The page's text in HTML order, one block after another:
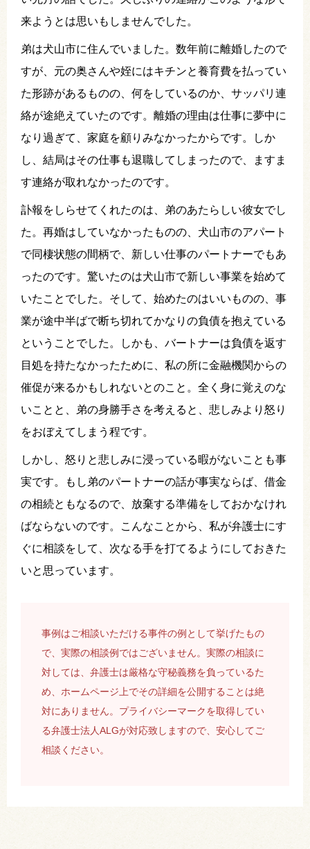
来ようとは思いもしませんでした。
弟は犬山市に住んでいました。数年前に離婚したので
すが、元の奥さんや姪にはキチンと養育費を払ってい
た形跡があるものの、何をしているのか、サッパリ連
絡が途絶えていたのです。離婚の理由は仕事に夢中に
なり過ぎて、家庭を顧りみなかったからです。しか
し、結局はその仕事も退職してしまったので、ますま
す連絡が取れなかったのです。
訃報をしらせてくれたのは、弟のあたらしい彼女でし
た。再婚はしていなかったものの、犬山市のアパート
で同棲状態の間柄で、新しい仕事のパートナーでもあ
ったのです。驚いたのは犬山市で新しい事業を始めて
いたことでした。そして、始めたのはいいものの、事
業が途中半ばで断ち切れてかなりの負債を抱えている
ということでした。しかも、バートナーは負債を返す
目処を持たなかったために、私の所に金融機関からの
催促が来るかもしれないとのこと。全く身に覚えのな
いことと、弟の身勝手さを考えると、悲しみより怒り
をおぼえてしまう程です。
しかし、怒りと悲しみに浸っている暇がないことも事
実です。もし弟のパートナーの話が事実ならば、借金
の相続ともなるので、放棄する準備をしておかなけれ
ばならないのです。こんなことから、私が弁護士にす
ぐに相談をして、次なる手を打てるようにしておきた
いと思っています。
事例はご相談いただける事件の例として挙げたもの
で、実際の相談例ではございません。実際の相談に
対しては、弁護士は厳格な守秘義務を負っているた
め、ホームページ上でその詳細を公開することは絶
対にありません。プライバシーマークを取得してい
る弁護士法人ALGが対応致しますので、安心してご
相談ください。